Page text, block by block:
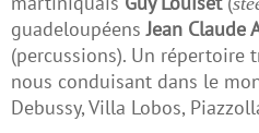
guadeloupéensJean Claude
(percussions). Un répertoire
nous conduisant dans le
Debussy, Villa Lobos,